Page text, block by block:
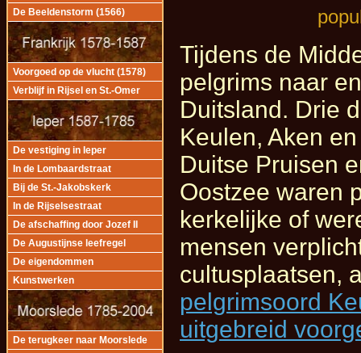
De Beeldenstorm (1566)
Voorgoed op de vlucht (1578)
Verblijf in Rijsel en St.-Omer
De vestiging in Ieper
In de Lombaardstraat
Bij de St.-Jakobskerk
In de Rijselsestraat
De afschaffing door Jozef II
De Augustijnse leefregel
De eigendommen
Kunstwerken
De terugkeer naar Moorslede
Tijdens de
pelgrims naar
Duitsland. Drie
Keulen, Aken
Duitse Pruisen
Oostzee waren
kerkelijke of
mensen
cultusplaatsen,
pelgrimsoord
uitgebreid